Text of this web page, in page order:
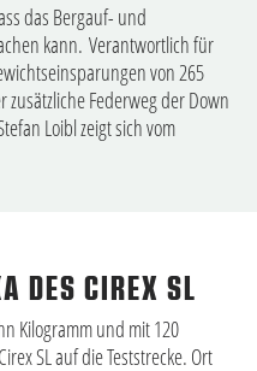
das Bergauf- und
kann. Verantwortlich für
von 265
zusätzliche Federweg der Down
Loibl zeigt sich vom
DES CIREX SL
Kilogramm und mit 120
SL auf die Teststrecke. Ort